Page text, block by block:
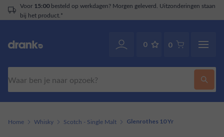
Voor 15:00besteld op werkdagen? Morgen geleverd. Uitzonderingen staan
bij het product.*
0 0
Home Whisky Scotch - Single Malt Glenrothes 10 Yr